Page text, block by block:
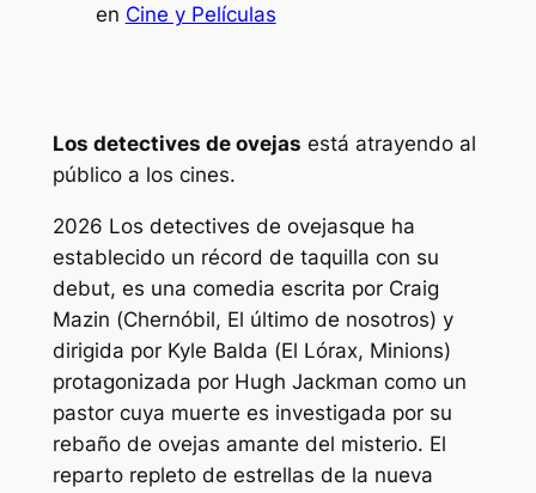
en Cine y Películas
Los detectives de ovejas está atrayendo al
público a los cines.
2026 Los detectives de ovejasque ha
establecido un récord de taquilla con su
debut, es una comedia escrita por Craig
Mazin (Chernóbil, El último de nosotros) y
dirigida por Kyle Balda (El Lórax, Minions)
protagonizada por Hugh Jackman como un
pastor cuya muerte es investigada por su
rebaño de ovejas amante del misterio. El
reparto repleto de estrellas de la nueva